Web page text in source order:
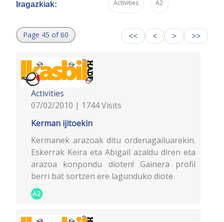
Iragazkiak: Activities A2
Page 45 of 60 << < > >>
Activities
07/02/2010 | 1744 Visits
Kerman ijitoekin
Kermanek arazoak ditu ordenagailuarekin.
Eskerrak Keira eta Abigail azaldu diren eta
arazoa konpondu dioten! Gainera profil
berri bat sortzen ere lagunduko diote.
A2